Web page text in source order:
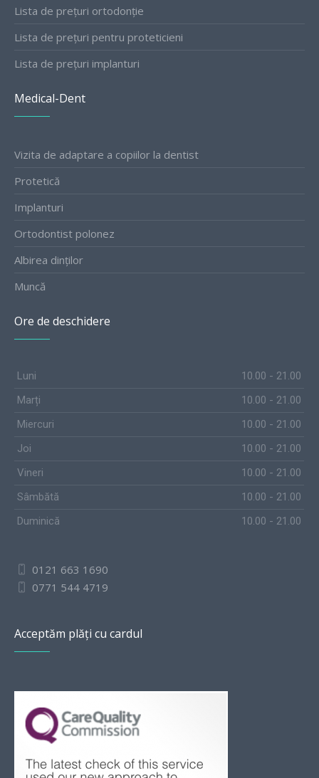
Lista de prețuri ortodonție
Lista de prețuri pentru proteticieni
Lista de prețuri implanturi
Medical-Dent
Vizita de adaptare a copiilor la dentist
Protetică
Implanturi
Ortodontist polonez
Albirea dinților
Muncă
Ore de deschidere
Luni
10.00 - 21.00
Marți
10.00 - 21.00
Miercuri
10.00 - 21.00
Joi
10.00 - 21.00
Vineri
10.00 - 21.00
Sâmbătă
10.00 - 21.00
Duminică
10.00 - 21.00
0121 663 1690
0771 544 4719
Acceptăm plăți cu cardul